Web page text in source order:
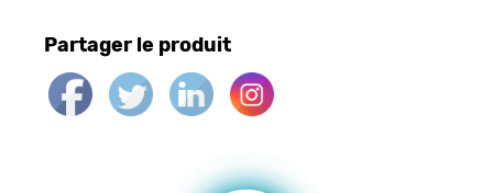
Partager le produit